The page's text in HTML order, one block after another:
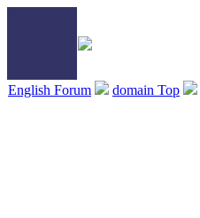
English Forum domain Top